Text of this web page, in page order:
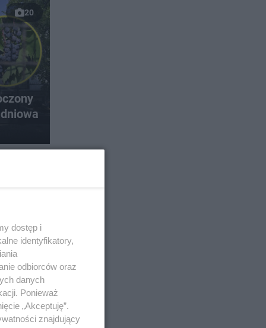
20
w
dostęp i
identyfikatory,
odbiorców oraz
danych
Ponieważ
„Akceptuję”.
znajdujący